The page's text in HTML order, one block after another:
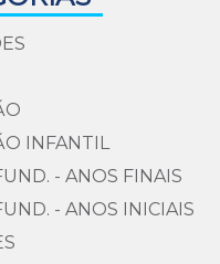
INFANTIL
- ANOS FINAIS
- ANOS INICIAIS